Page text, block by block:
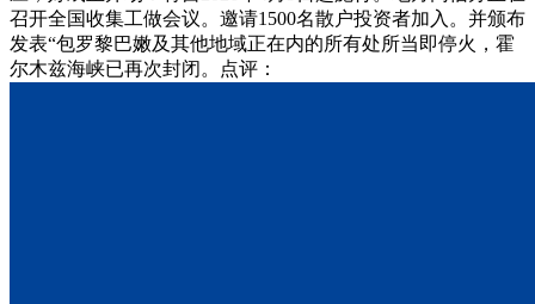
召开全国收集工做会议。邀请1500名散户投资者加入。并颁布
发表“包罗黎巴嫩及其他地域正在内的所有处所当即停火，霍
尔木兹海峡已再次封闭。点评：